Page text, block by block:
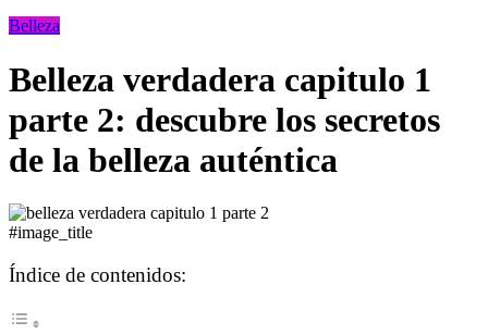
Belleza
Belleza verdadera capitulo 1
parte 2: descubre los secretos
de la belleza auténtica
#image_title
Índice de contenidos: